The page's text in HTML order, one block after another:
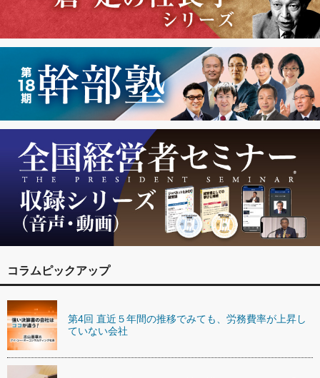
コラムピックアップ
第4回 直近５年間の推移でみても、労務費率が上昇し
ていない会社